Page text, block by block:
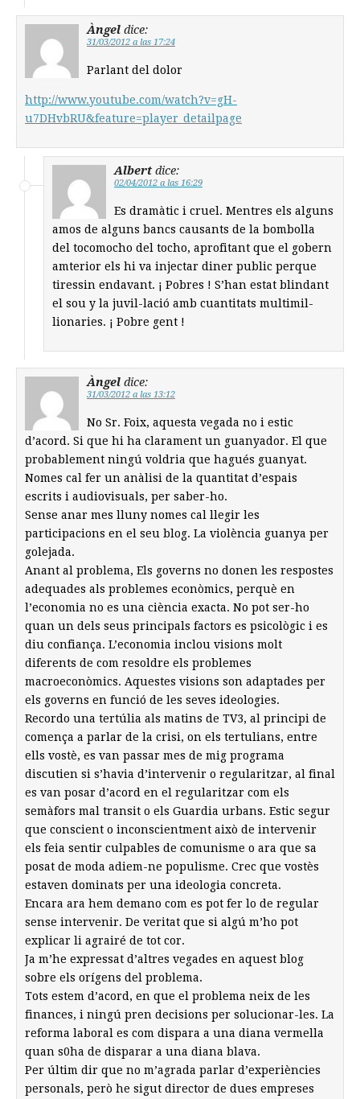
Àngel dice:
31/03/2012 a las 17:24
Parlant del dolor
http://www.youtube.com/watch?v=gH-
u7DHvbRU&feature=player_detailpage
Albert dice:
02/04/2012 a las 16:29
Es dramàtic i cruel. Mentres els alguns
amos de alguns bancs causants de la bombolla
del tocomocho del tocho, aprofitant que el gobern
amterior els hi va injectar diner public perque
tiressin endavant. ¡ Pobres ! S’han estat blindant
el sou y la juvil-lació amb cuantitats multimil-
lionaries. ¡ Pobre gent !
Àngel dice:
31/03/2012 a las 13:12
No Sr. Foix, aquesta vegada no i estic
d’acord. Si que hi ha clarament un guanyador. El que
probablement ningú voldria que hagués guanyat.
Nomes cal fer un anàlisi de la quantitat d’espais
escrits i audiovisuals, per saber-ho.
Sense anar mes lluny nomes cal llegir les
participacions en el seu blog. La violència guanya per
golejada.
Anant al problema, Els governs no donen les respostes
adequades als problemes econòmics, perquè en
l’economia no es una ciència exacta. No pot ser-ho
quan un dels seus principals factors es psicològic i es
diu confiança. L’economia inclou visions molt
diferents de com resoldre els problemes
macroeconòmics. Aquestes visions son adaptades per
els governs en funció de les seves ideologies.
Recordo una tertúlia als matins de TV3, al principi de
comença a parlar de la crisi, on els tertulians, entre
ells vostè, es van passar mes de mig programa
discutien si s’havia d’intervenir o regularitzar, al final
es van posar d’acord en el regularitzar com els
semàfors mal transit o els Guardia urbans. Estic segur
que conscient o inconscientment això de intervenir
els feia sentir culpables de comunisme o ara que sa
posat de moda adiem-ne populisme. Crec que vostès
estaven dominats per una ideologia concreta.
Encara ara hem demano com es pot fer lo de regular
sense intervenir. De veritat que si algú m’ho pot
explicar li agrairé de tot cor.
Ja m’he expressat d’altres vegades en aquest blog
sobre els orígens del problema.
Tots estem d’acord, en que el problema neix de les
finances, i ningú pren decisions per solucionar-les. La
reforma laboral es com dispara a una diana vermella
quan s0ha de disparar a una diana blava.
Per últim dir que no m’agrada parlar d’experiències
personals, però he sigut director de dues empreses